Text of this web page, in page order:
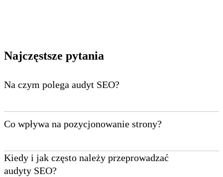
Najczęstsze pytania
Na czym polega audyt SEO?
Audyt SEO to badanie elementów strony pod kątem wyszukiwarki
internetowej. Bez przeprowadzeniaszczegółowej analizy z zakresu
Audyt SEO obejmuje elementy wewnątrz witryny, tzw. on-site i
Co wpływa na pozycjonowanie strony?
Pozycjonowanie strony internetowej to złożony proces, na który
wpływają elementy bezpośrednio związane z witryną. Jako że jest
ich całkiem sporo, skupmy się na tych najistotniejszych, a
Kiedy i jak często należy przeprowadzać
audyty SEO?